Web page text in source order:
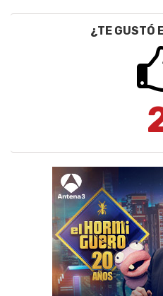
¿TE GUSTÓ